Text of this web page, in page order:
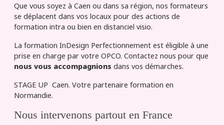
Que vous soyez à Caen ou dans sa région, nos formateurs
se déplacent dans vos locaux pour des actions de
formation intra ou bien en distanciel visio.
La formation InDesign Perfectionnement est éligible à une
prise en charge par votre OPCO. Contactez nous pour que
nous vous accompagnions dans vos démarches.
STAGE UP Caen. Votre partenaire formation en
Normandie.
Nous intervenons partout en France